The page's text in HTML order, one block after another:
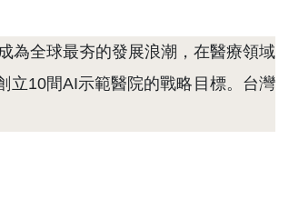
為全球最夯的發展浪潮，在醫療領域
立10間AI示範醫院的戰略目標。台灣